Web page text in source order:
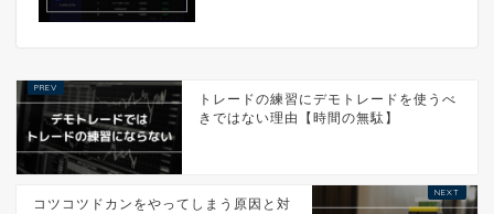
トレードの練習にデモトレードを使うべ
きではない理由【時間の無駄】
コツコツドカンをやってしまう原因と対